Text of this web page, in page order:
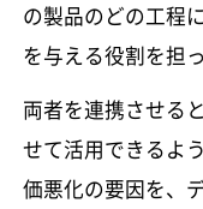
の製品のどの工程
を与える役割を担
両者を連携させる
せて活用できるよ
価悪化の要因を、